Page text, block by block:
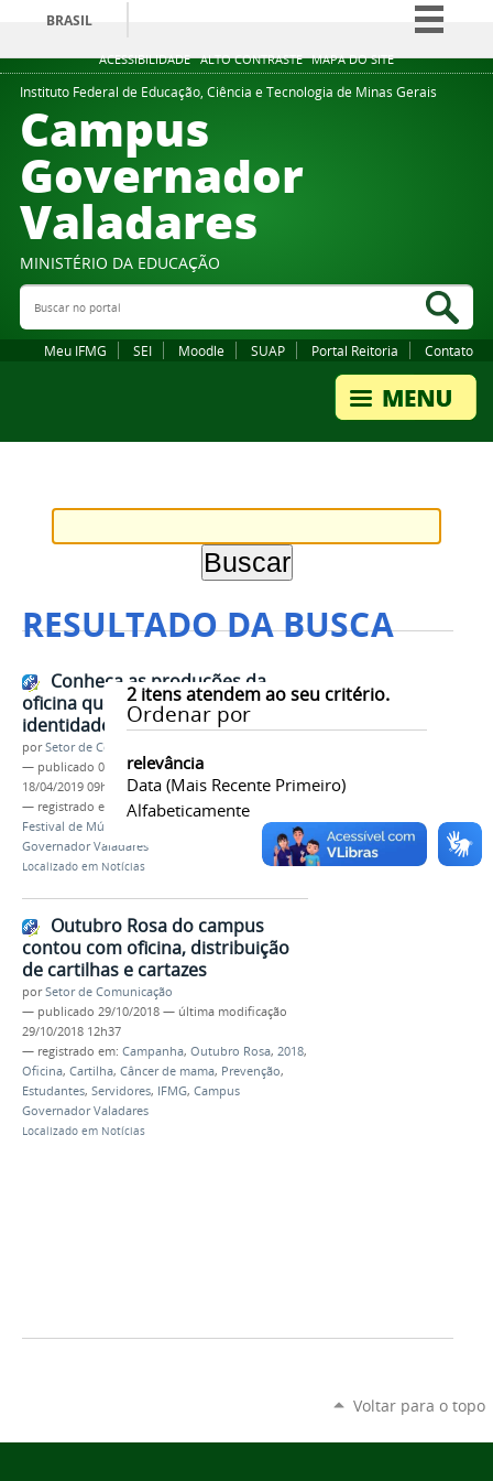
ACESSIBILIDADE ALTO CONTRASTE MAPA DO SITE
BRASIL
Simplifique!
Comunica BR
Instituto Federal de Educação, Ciência e Tecnologia de Minas Gerais
Campus
Governador
Valadares
MINISTÉRIO DA EDUCAÇÃO
Buscar no portal
Meu IFMG SEI Moodle SUAP Portal Reitoria Contato
RESULTADO DA BUSCA
2itens atendem ao seu critério.
Ordenar por
relevância
Data (mais Recente Primeiro)
Alfabeticamente
Conheça as produções da
oficina que selecionou a
identidade visual do 5º TMu
porSetor de Comunicação
— publicado 08/04/2019—última modificação
18/04/2019 09h27
— registrado em:
Oficina,Identidade Visual
Festival de Música
Campus
Governador Valadares
Localizado em Notícias
Outubro Rosa do campus
contou com oficina, distribuição
de cartilhas e cartazes
porSetor de Comunicação
— publicado 29/10/2018 — última modificação
29/10/2018 12h37
— registrado em: Campanha, Outubro Rosa, 2018,
Oficina, Cartilha, Câncer de mama, Prevenção,
Estudantes, Servidores, IFMG, Campus
Governador Valadares
Localizado em Notícias
Voltar para o topo